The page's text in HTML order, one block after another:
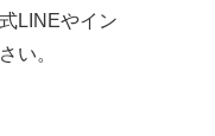
LINEやイン
い。